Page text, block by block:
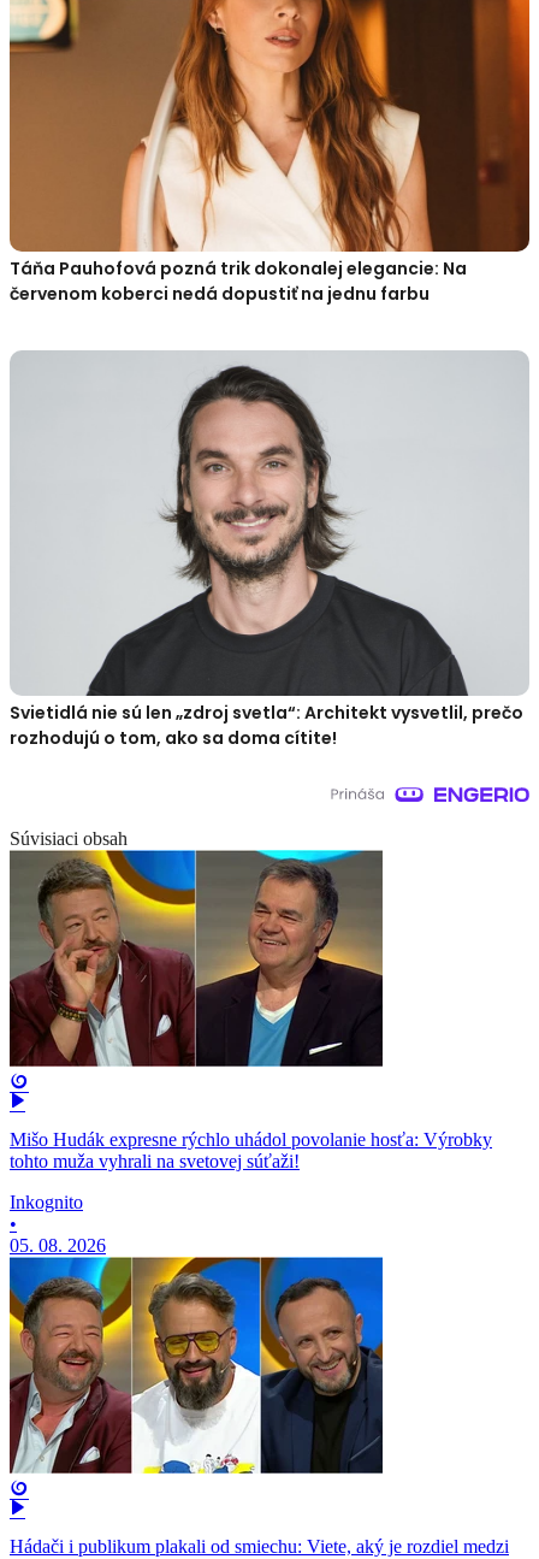
Táňa Pauhofová pozná trik dokonalej elegancie: Na
červenom koberci nedá dopustiť na jednu farbu
Svietidlá nie sú len „zdroj svetla“: Architekt vysvetlil, prečo
rozhodujú o tom, ako sa doma cítite!
Súvisiaci obsah
Mišo Hudák expresne rýchlo uhádol povolanie hosťa: Výrobky
tohto muža vyhrali na svetovej súťaži!
Inkognito
•
05. 08. 2026
Hádači i publikum plakali od smiechu: Viete, aký je rozdiel medzi